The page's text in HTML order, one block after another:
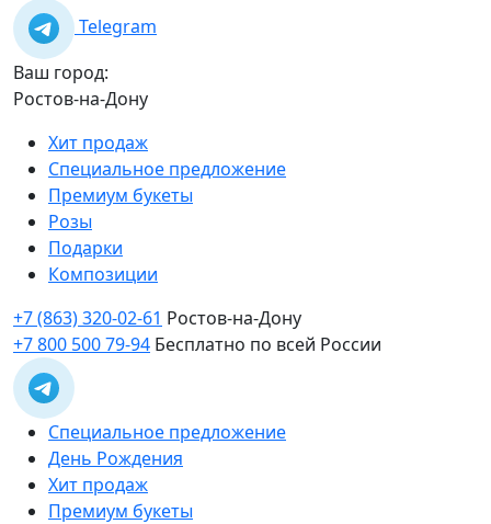
Telegram
Ваш город:
Ростов-на-Дону
Хит продаж
Специальное предложение
Премиум букеты
Розы
Подарки
Композиции
+7 (863) 320-02-61 Ростов-на-Дону
+7 800 500 79-94 Бесплатно по всей России
Специальное предложение
День Рождения
Хит продаж
Премиум букеты